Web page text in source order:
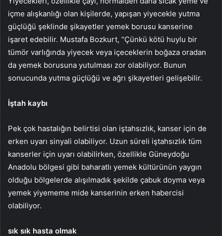
içme alışkanlığı olan kişilerde, yapışan yiyecekle yutma
güçlüğü şeklinde şikayetler yemek borusu kanserine
işaret edebilir. Mustafa Bozkurt, “Çünkü kötü huylu bir
tümör varlığında yiyecek veya içeceklerin boğaza oradan
da yemek borusuna yutulması zor olabiliyor. Bunun
sonucunda yutma güçlüğü ve ağrı şikayetleri gelişebilir.
İştah kaybı
Pek çok hastalığın belirtisi olan iştahsızlık, kanser için de
erken uyarı sinyali olabiliyor. Uzun süreli iştahsızlık tüm
kanserler için uyarı olabilirken, özellikle Güneydoğu
Anadolu bölgesi gibi baharatlı yemek kültürünün yaygın
olduğu bölgelerde alışılmadık şekilde çabuk doyma veya
yemek yiyememe mide kanserinin erken habercisi
olabiliyor.
sık sık hasta olmak